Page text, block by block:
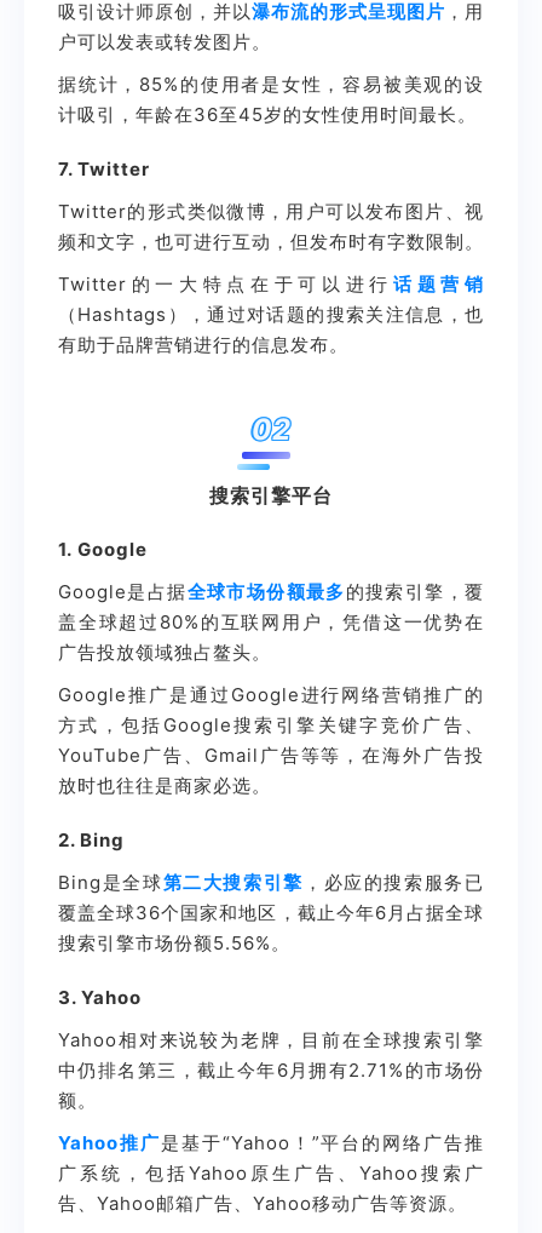
吸引设计师原创，并以瀑布流的形式呈现图片 ，用
户可以发表或转发图片。
据统计，85%的使用者是女性，容易被美观的设
计吸引，年龄在36至45岁的女性使用时间最长。
7. Twitter
Twitter的形式类似微博，用户可以发布图片、视
频和文字，也可进行互动，但发布时有字数限制。
Twitter的一大特点在于可以进行 话题营销
（Hashtags），通过对话题的搜索关注信息，也
有助于品牌营销进行的信息发布。
02
搜索引擎平台
1. Google
Google是占据全球市场份额最多的搜索引擎，覆
盖全球超过80%的互联网用户，凭借这一优势在
广告投放领域独占鳌头。
Google推广是通过Google进行网络营销推广的
方式，包括Google搜索引擎关键字竞价广告、
YouTube广告、Gmail广告等等，在海外广告投
放时也往往是商家必选。
2. Bing
Bing是全球第二大搜索引擎 ，必应的搜索服务已
覆盖全球36个国家和地区，截止今年6月占据全球
搜索引擎市场份额5.56%。
3. Yahoo
Yahoo相对来说较为老牌，目前在全球搜索引擎
中仍排名第三，截止今年6月拥有2.71%的市场份
额。
Yahoo推广是基于“Yahoo！”平台的网络广告推
广系统，包括Yahoo原生广告、Yahoo搜索广
告、Yahoo邮箱广告、Yahoo移动广告等资源。